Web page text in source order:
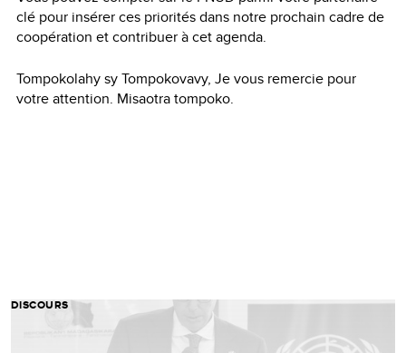
clé pour insérer ces priorités dans notre prochain cadre de
coopération et contribuer à cet agenda.
Tompokolahy sy Tompokovavy, Je vous remercie pour
votre attention. Misaotra tompoko.
DISCOURS